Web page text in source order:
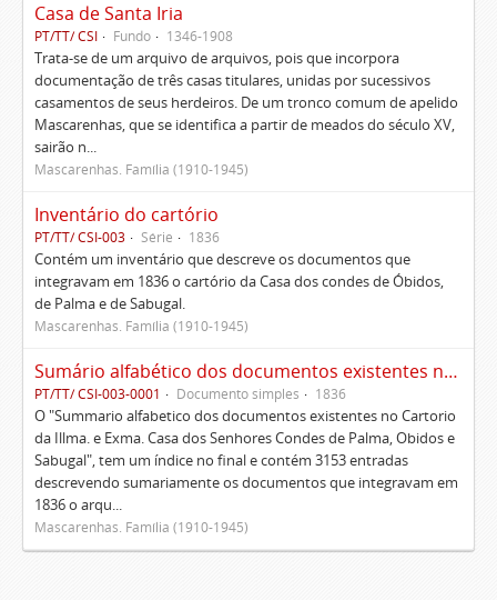
Casa de Santa Iria
PT/TT/ CSI Fundo 1346-1908
Trata-se de um arquivo de arquivos, pois que incorpora
documentação de três casas titulares, unidas por sucessivos
casamentos de seus herdeiros. De um tronco comum de apelido
Mascarenhas, que se identifica a partir de meados do século XV,
sairão n...
Mascarenhas. Família (1910-1945)
Inventário do cartório
PT/TT/ CSI-003 Série 1836
Contém um inventário que descreve os documentos que
integravam em 1836 o cartório da Casa dos condes de Óbidos,
de Palma e de Sabugal.
Mascarenhas. Família (1910-1945)
Sumário alfabético dos documentos existentes no Cartório da Ilustríssima e Excelentíssima Casa dos senhores condes de Palma, Óbidos e Sabugal
PT/TT/ CSI-003-0001 Documento simples 1836
O "Summario alfabetico dos documentos existentes no Cartorio
da Illma. e Exma. Casa dos Senhores Condes de Palma, Obidos e
Sabugal", tem um índice no final e contém 3153 entradas
descrevendo sumariamente os documentos que integravam em
1836 o arqu...
Mascarenhas. Família (1910-1945)